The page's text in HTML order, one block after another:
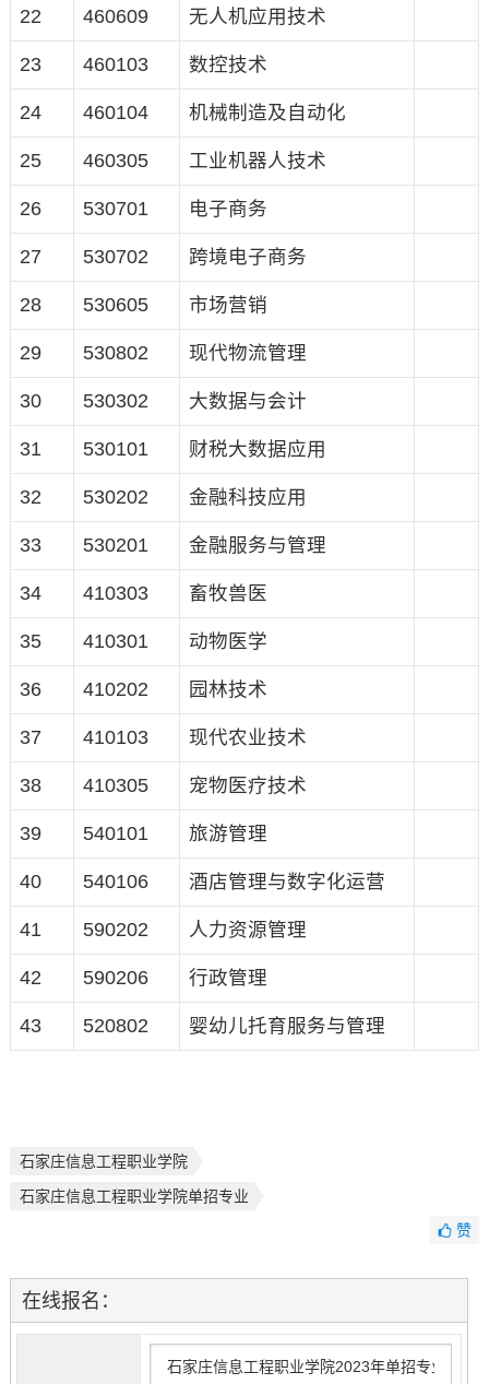
22 460609 无人机应用技术
23 460103 数控技术
24 460104 机械制造及自动化
25 460305 工业机器人技术
26 530701 电子商务
27 530702 跨境电子商务
28 530605 市场营销
29 530802 现代物流管理
30 530302 大数据与会计
31 530101 财税大数据应用
32 530202 金融科技应用
33 530201 金融服务与管理
34 410303 畜牧兽医
35 410301 动物医学
36 410202 园林技术
37 410103 现代农业技术
38 410305 宠物医疗技术
39 540101 旅游管理
40 540106 酒店管理与数字化运营
41 590202 人力资源管理
42 590206 行政管理
43 520802 婴幼儿托育服务与管理
石家庄信息工程职业学院
石家庄信息工程职业学院单招专业
赞
在线报名：